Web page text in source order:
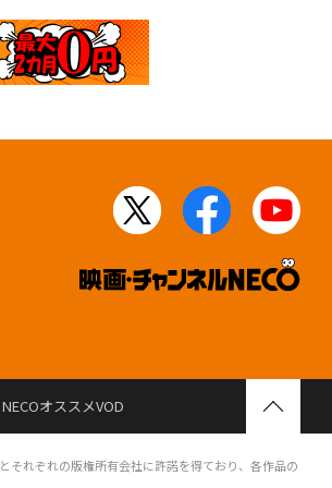
NECOオススメVOD
それぞれの版権所有会社に許諾を得ており、各作品の